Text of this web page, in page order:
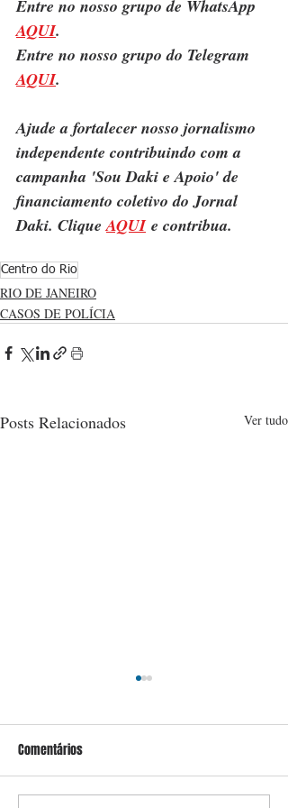
Entre no nosso grupo de WhatsApp
AQUI.
Entre no nosso grupo do Telegram
AQUI.
Ajude a fortalecer nosso jornalismo
independente contribuindo com a
campanha 'Sou Daki e Apoio' de
financiamento coletivo do Jornal
Daki. Clique AQUI e contribua.
Centro do Rio
RIO DE JANEIRO
CASOS DE POLÍCIA
Posts Relacionados Ver tudo
Comentários